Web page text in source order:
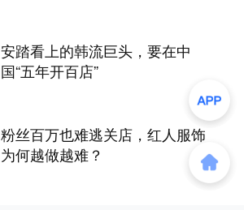
安踏看上的韩流巨头，要在中
国“五年开百店”
粉丝百万也难逃关店，红人服饰
为何越做越难？